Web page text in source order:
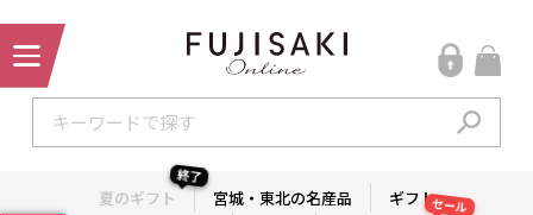
夏のギフト
終了
宮城・東北の名産品
ギフトセール